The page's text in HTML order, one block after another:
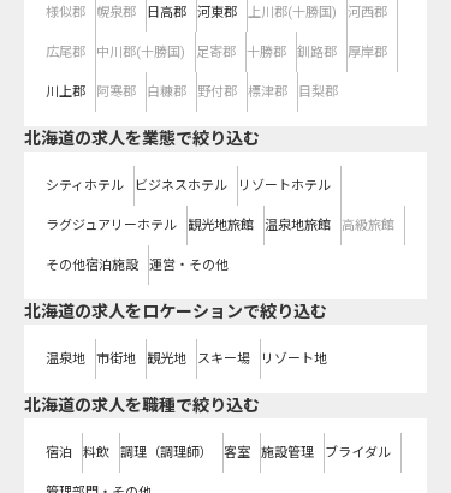
様似郡 幌泉郡 日高郡 河東郡 上川郡(十勝国) 河西郡
広尾郡 中川郡(十勝国) 足寄郡 十勝郡 釧路郡 厚岸郡
川上郡 阿寒郡 白糠郡 野付郡 標津郡 目梨郡
北海道の求人を業態で絞り込む
シティホテル ビジネスホテル リゾートホテル
ラグジュアリーホテル 観光地旅館 温泉地旅館 高級旅館
その他宿泊施設 運営・その他
北海道の求人をロケーションで絞り込む
温泉地 市街地 観光地 スキー場 リゾート地
北海道の求人を職種で絞り込む
宿泊 料飲 調理（調理師） 客室 施設管理 ブライダル